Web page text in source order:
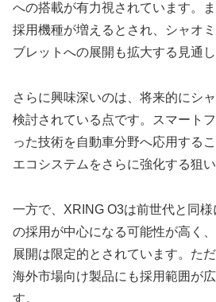
への搭載が有力視されています。
採用機種が増えるとされ、シャオ
ブレットへの展開も拡大する見通し
さらに興味深いのは、将来的にシ
検討されている点です。スマート
った技術を自動車分野へ応用する
エコシステムをさらに強化する狙
一方で、XRING O3は前世代と同
の採用が中心になる可能性が高く
展開は限定的とされています。た
海外市場向け製品にも採用範囲が
す。